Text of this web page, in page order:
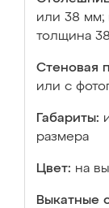
или 38 мм;
толщина
Стеновая
или с
Габариты:
размера
Цвет: на
Выкатные